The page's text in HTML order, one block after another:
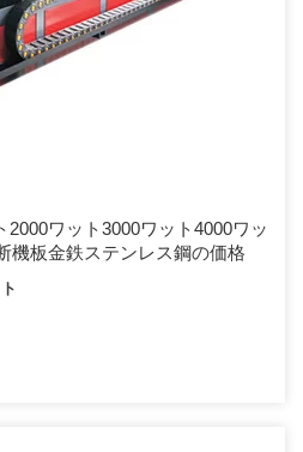
ワット3000ワット4000ワッ
機板金鉄ステンレス鋼の価格